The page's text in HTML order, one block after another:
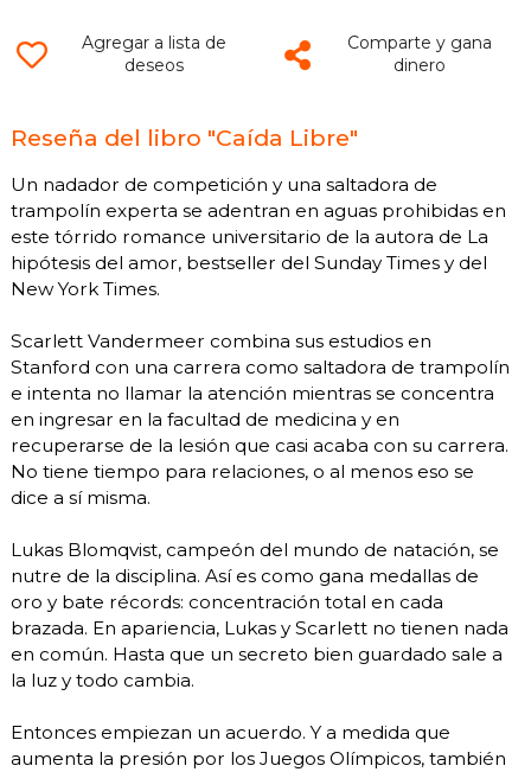
Agregar a lista de
deseos
Comparte y gana
dinero
Reseña del libro "Caída Libre"
Un nadador de competición y una saltadora de
trampolín experta se adentran en aguas prohibidas en
este tórrido romance universitario de la autora de La
hipótesis del amor, bestseller del Sunday Times y del
New York Times.
Scarlett Vandermeer combina sus estudios en
Stanford con una carrera como saltadora de trampolín
e intenta no llamar la atención mientras se concentra
en ingresar en la facultad de medicina y en
recuperarse de la lesión que casi acaba con su carrera.
No tiene tiempo para relaciones, o al menos eso se
dice a sí misma.
Lukas Blomqvist, campeón del mundo de natación, se
nutre de la disciplina. Así es como gana medallas de
oro y bate récords: concentración total en cada
brazada. En apariencia, Lukas y Scarlett no tienen nada
en común. Hasta que un secreto bien guardado sale a
la luz y todo cambia.
Entonces empiezan un acuerdo. Y a medida que
aumenta la presión por los Juegos Olímpicos, también